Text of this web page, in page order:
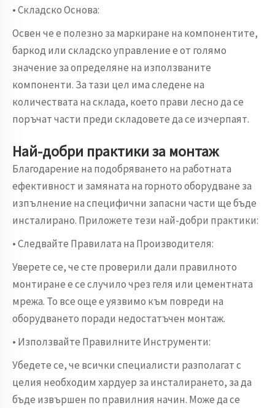
• Складско Основа:
Освен че е полезно за маркиране на компонентите,
баркод или складско управление е от голямо
значение за определяне на използваните
компоненти. За тази цел има следене на
количествата на склада, което прави лесно да се
поръчат части преди складовете да се изчерпаят.
Най-добри практики за монтаж
Благодарение на подобряването на работната
ефективност и замяната на горното оборудване за
изпълнение на специфични запасни части ще бъде
инсталирано. Приложете тези най-добри практики:
• Следвайте Правилата на Производителя:
Уверете се, че сте проверили дали правилното
монтиране е се случило чрез геля или цементната
мрежа. То все още е уязвимо към повреди на
оборудването поради недостатъчен монтаж.
• Използвайте Правилните Инструменти:
Убедете се, че всички специалисти разполагат с
целия необходим хардуер за инсталирането, за да
бъде извършен по правилния начин. Може да се